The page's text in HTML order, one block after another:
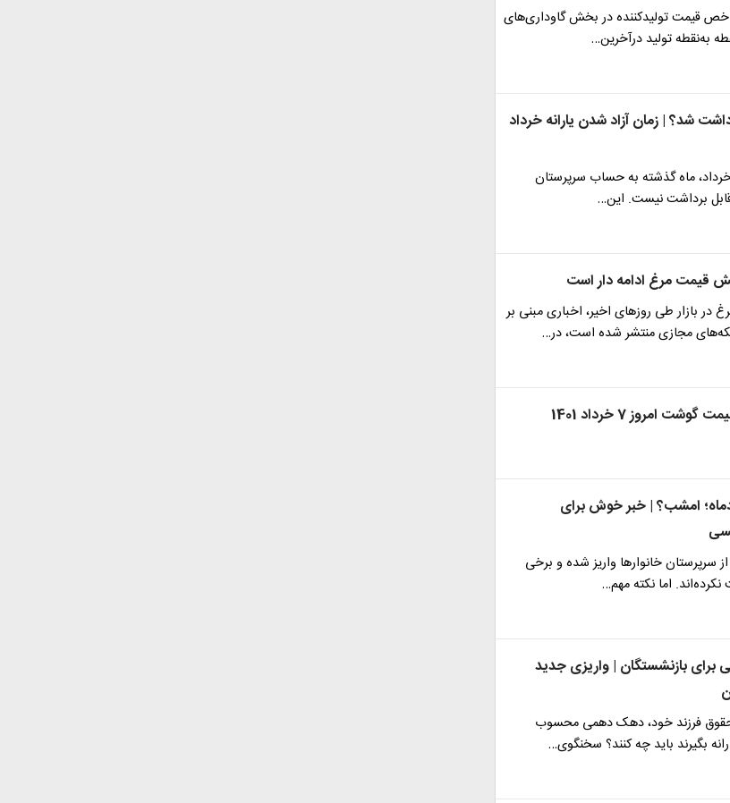
قیمت تولیدکننده در بخش گاوداری‌های
به‌نقطه تولید درآخرین…
شد؟ | زمان آزاد شدن یارانه خرداد
تومانی خرداد، ماه گذشته به حساب سرپرستان
قابل برداشت نیست. این…
قیمت مرغ ادامه دار است
بازار طی روزهای اخیر، اخباری مبنی بر
مجازی منتشر شده است، در…
امروز 7 خرداد 1401
امشب؟ | خبر خوش برای
سرپرستان خانوارها واریز شده و برخی
نکرده‌اند. اما نکته مهم…
هزارتومانی برای بازنشستگان | واریزی جدید
فرزند خود، دهک دهمی محسوب
بگیرند باید چه کنند؟ سخنگوی…